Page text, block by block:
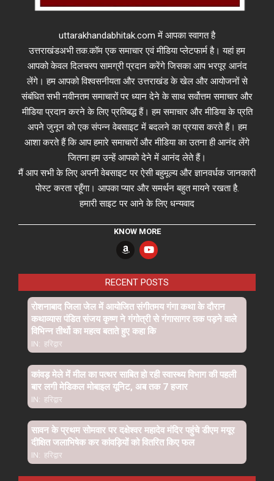
uttarakhandabhitak.com में आपका स्वागत है
उत्तराखंडअभी तक.कॉम एक समाचार एवं मीडिया प्लेटफार्म है। यहां हम
आपको केवल दिलचस्प सामग्री प्रदान करेंगे जिसका आप भरपूर आनंद
लेंगे। हम आपको विश्वसनीयता और उत्तराखंड के खेल और आयोजनों से
संबंधित सभी नवीनतम समाचारों पर ध्यान देने के साथ सर्वोत्तम समाचार और
मीडिया प्रदान करने के लिए प्रतिबद्ध हैं। हम समाचार और मीडिया के प्रति
अपने जुनून को एक संपन्न वेबसाइट में बदलने का प्रयास करते हैं। हम
आशा करते हैं कि आप हमारे समाचारों और मीडिया का उतना ही आनंद लेंगे
जितना हम उन्हें आपको देने में आनंद लेते हैं।
मैं आप सभी के लिए अपनी वेबसाइट पर ऐसी बहुमूल्य और ज्ञानवर्धक जानकारी
पोस्ट करता रहूँगा। आपका प्यार और समर्थन बहुत मायने रखता है.
हमारी साइट पर आने के लिए धन्यवाद
KNOW MORE
RECENT POSTS
रोशनाबाद जिला जेल में आयोजित संगीतमय गंगा कथा के दौरान
कथाव्यास पंडित संजय कृष्ण ने गंगोत्री से गंगासागर तक पड़ने वाले
विभिन्न तीर्थो का महत्व बताते हुए कहा कि
IN: हरिद्वार
कांवड़ मेले में मील का पत्थर साबित हो रही स्वास्थ्य विभाग की पहली
बार लगी मेडिकल मोबाइल यूनिट, अब तक 7 हजार
IN: हरिद्वार
सावन के प्रथम सोमवार पर दक्षेश्वर महादेव मंदिर पहुंचे डीएम मयूर
दीक्षित जलाभिषेक कर कांवड़ियों को वितरित किए फल
IN: हरिद्वार